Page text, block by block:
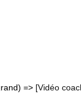
=> [Vidéo